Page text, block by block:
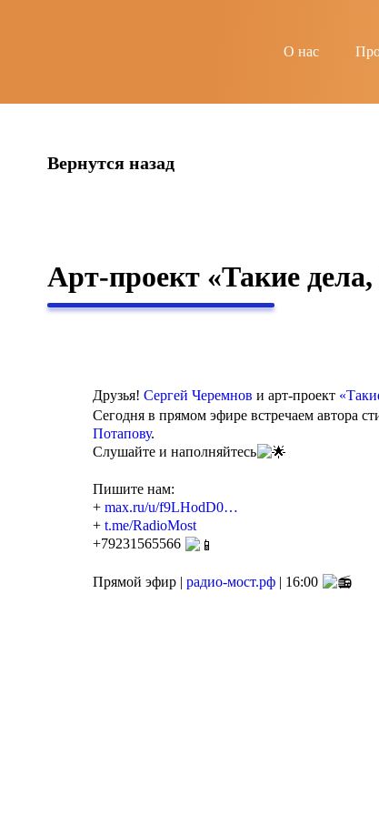
О нас
Вернутся назад
Арт-проект «Такие
Друзья! Сергей Черемнов и арт-проект
Сегодня в прямом эфире встречаем автора
Потапову.
Слушайте и наполняйтесь
Пишите нам:
+ max.ru/u/f9LHodD0…
+ t.me/RadioMost
+79231565566
Прямой эфир | радио-мост.рф | 16:00